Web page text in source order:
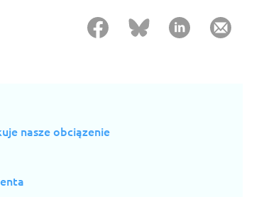
nasze obciązenie